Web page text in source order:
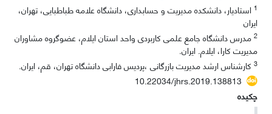
1 استادیار، دانشکده مدیریت و حسابداری، دانشگاه علامه طباطبایی، تهران،
ایران
2 مدرس دانشگاه جامع علمی کاربردی واحد استان ایلام، عضوگروه مشاوران
مدیریت کارا، ایلام. ایران.
3 کارشناس ارشد مدیریت بازرگانی ،پردیس فارابی دانشگاه تهران، قم، ایران.
10.22034/jhrs.2019.138813
چکیده